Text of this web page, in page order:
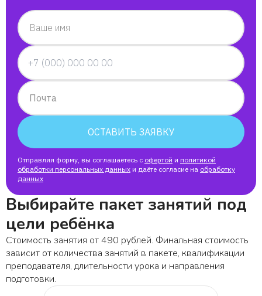
Ваше имя
Почта
ОСТАВИТЬ ЗАЯВКУ
Отправляя форму, вы соглашаетесь с офертой и политикой
обработки персональных данных и даёте согласие на обработку
данных
Выбирайте пакет занятий под
цели ребёнка
Стоимость занятия от 490 рублей. Финальная стоимость
зависит от количества занятий в пакете, квалификации
преподавателя, длительности урока и направления
подготовки.